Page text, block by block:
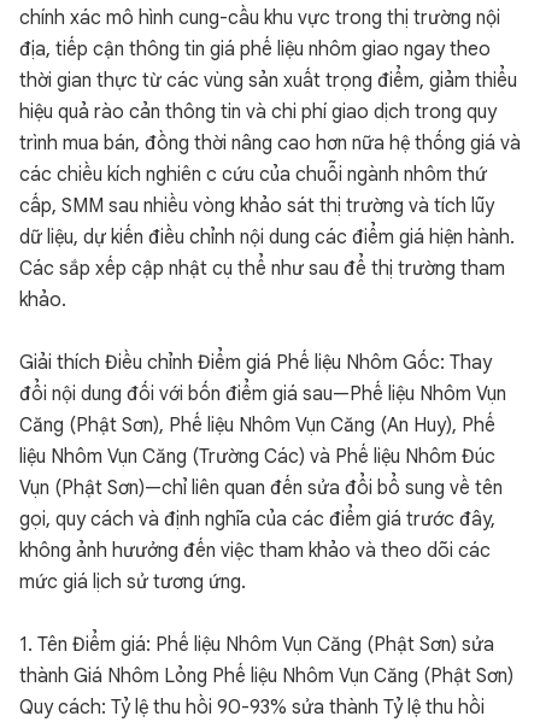
chính xác mô hình cung-cầu khu vực trong thị trường nội
địa, tiếp cận thông tin giá phế liệu nhôm giao ngay theo
thời gian thực từ các vùng sản xuất trọng điểm, giảm thiểu
hiệu quả rào cản thông tin và chi phí giao dịch trong quy
trình mua bán, đồng thời nâng cao hơn nữa hệ thống giá và
các chiều kích nghiên c cứu của chuỗi ngành nhôm thứ
cấp, SMM sau nhiều vòng khảo sát thị trường và tích lũy
dữ liệu, dự kiến điều chỉnh nội dung các điểm giá hiện hành.
Các sắp xếp cập nhật cụ thể như sau để thị trường tham
khảo.
Giải thích Điều chỉnh Điểm giá Phế liệu Nhôm Gốc: Thay
đổi nội dung đối với bốn điểm giá sau—Phế liệu Nhôm Vụn
Căng (Phật Sơn), Phế liệu Nhôm Vụn Căng (An Huy), Phế
liệu Nhôm Vụn Căng (Trường Các) và Phế liệu Nhôm Đúc
Vụn (Phật Sơn)—chỉ liên quan đến sửa đổi bổ sung về tên
gọi, quy cách và định nghĩa của các điểm giá trước đây,
không ảnh hưưởng đến việc tham khảo và theo dõi các
mức giá lịch sử tương ứng.
1. Tên Điểm giá: Phế liệu Nhôm Vụn Căng (Phật Sơn) sửa
thành Giá Nhôm Lỏng Phế liệu Nhôm Vụn Căng (Phật Sơn)
Quy cách: Tỷ lệ thu hồi 90-93% sửa thành Tỷ lệ thu hồi